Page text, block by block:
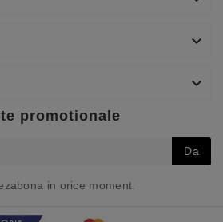


promotionale
Da
in orice moment.